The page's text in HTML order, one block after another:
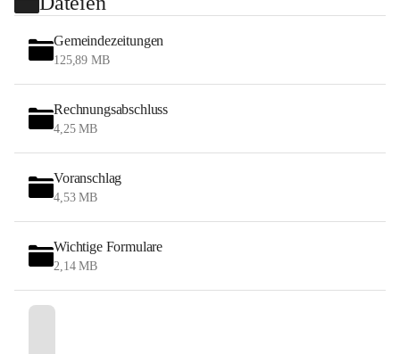
Gemeindezeitungen
125,89 MB
Rechnungsabschluss
4,25 MB
Voranschlag
4,53 MB
Wichtige Formulare
2,14 MB